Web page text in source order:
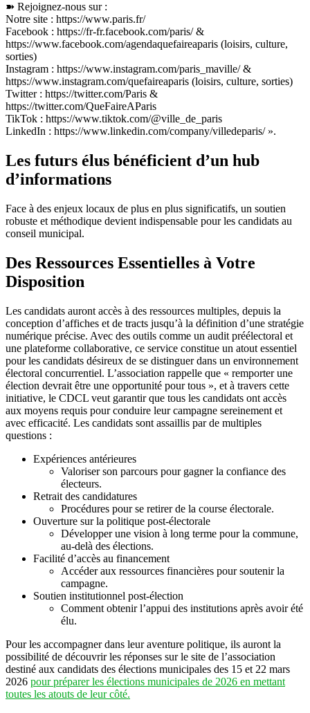
➽ Rejoignez-nous sur :
Notre site : https://www.paris.fr/
Facebook : https://fr-fr.facebook.com/paris/ &
https://www.facebook.com/agendaquefaireaparis (loisirs, culture,
sorties)
Instagram : https://www.instagram.com/paris_maville/ &
https://www.instagram.com/quefaireaparis (loisirs, culture, sorties)
Twitter : https://twitter.com/Paris &
https://twitter.com/QueFaireAParis
TikTok : https://www.tiktok.com/@ville_de_paris
LinkedIn : https://www.linkedin.com/company/villedeparis/ ».
Les futurs élus bénéficient d’un hub
d’informations
Face à des enjeux locaux de plus en plus significatifs, un soutien
robuste et méthodique devient indispensable pour les candidats au
conseil municipal.
Des Ressources Essentielles à Votre
Disposition
Les candidats auront accès à des ressources multiples, depuis la
conception d’affiches et de tracts jusqu’à la définition d’une stratégie
numérique précise. Avec des outils comme un audit préélectoral et
une plateforme collaborative, ce service constitue un atout essentiel
pour les candidats désireux de se distinguer dans un environnement
électoral concurrentiel. L’association rappelle que « remporter une
élection devrait être une opportunité pour tous », et à travers cette
initiative, le CDCL veut garantir que tous les candidats ont accès
aux moyens requis pour conduire leur campagne sereinement et
avec efficacité. Les candidats sont assaillis par de multiples
questions :
Expériences antérieures
Valoriser son parcours pour gagner la confiance des
électeurs.
Retrait des candidatures
Procédures pour se retirer de la course électorale.
Ouverture sur la politique post-électorale
Développer une vision à long terme pour la commune,
au-delà des élections.
Facilité d’accès au financement
Accéder aux ressources financières pour soutenir la
campagne.
Soutien institutionnel post-élection
Comment obtenir l’appui des institutions après avoir été
élu.
Pour les accompagner dans leur aventure politique, ils auront la
possibilité de découvrir les réponses sur le site de l’association
destiné aux candidats des élections municipales des 15 et 22 mars
2026 pour préparer les élections municipales de 2026 en mettant
toutes les atouts de leur côté.